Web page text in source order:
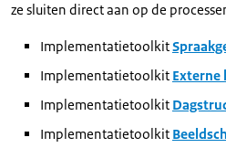
ze sluiten direct aan op de
Implementatietoolkit
Implementatietoolkit Externe
Implementatietoolkit
Implementatietoolkit